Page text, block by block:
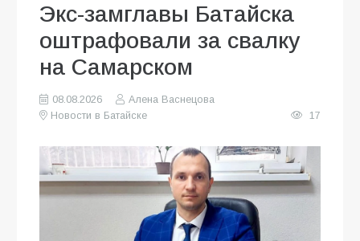
Экс-замглавы Батайска
оштрафовали за свалку
на Самарском
08.08.2026
Алена Васнецова
Новости в Батайске
17